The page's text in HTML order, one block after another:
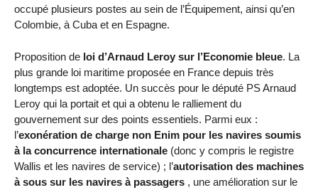
occupé plusieurs postes au sein de l’Équipement, ainsi qu’en
Colombie, à Cuba et en Espagne.
Proposition de loi d’Arnaud Leroy sur l’Economie bleue. La
plus grande loi maritime proposée en France depuis très
longtemps est adoptée. Un succès pour le député PS Arnaud
Leroy qui la portait et qui a obtenu le ralliement du
gouvernement sur des points essentiels. Parmi eux :
l’exonération de charge non Enim pour les navires soumis
à la concurrence internationale (donc y compris le registre
Wallis et les navires de service) ; l’autorisation des machines
à sous sur les navires à passagers , une amélioration sur le